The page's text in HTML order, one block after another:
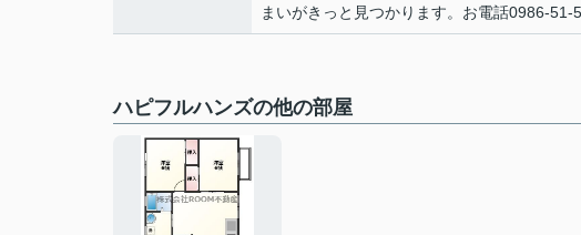
まいがきっと見つかります。お電話0986-51-
ハピフルハンズの他の部屋